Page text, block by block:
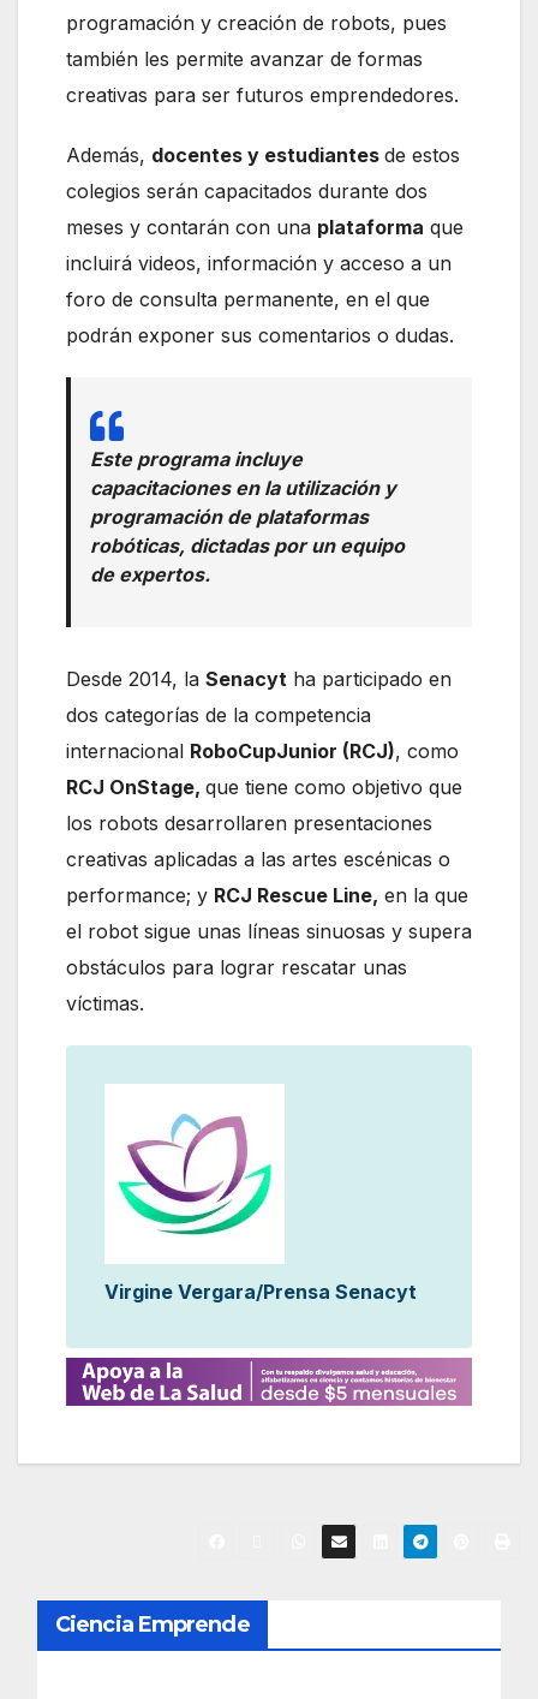
programación y creación de robots, pues
también les permite avanzar de formas
creativas para ser futuros emprendedores.
Además, docentes y estudiantes de estos
colegios serán capacitados durante dos
meses y contarán con una plataforma que
incluirá videos, información y acceso a un
foro de consulta permanente, en el que
podrán exponer sus comentarios o dudas.
Este programa incluye
capacitaciones en la utilización y
programación de plataformas
robóticas, dictadas por un equipo
de expertos.
Desde 2014, la Senacyt ha participado en
dos categorías de la competencia
internacional RoboCupJunior (RCJ), como
RCJ OnStage, que tiene como objetivo que
los robots desarrollaren presentaciones
creativas aplicadas a las artes escénicas o
performance; y RCJ Rescue Line, en la que
el robot sigue unas líneas sinuosas y supera
obstáculos para lograr rescatar unas
víctimas.
Virgine Vergara/Prensa Senacyt
N
a
Ciencia Emprende